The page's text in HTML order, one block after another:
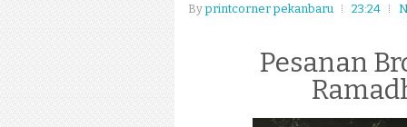
Byprintcorner pekanbaru 23:24
Pesanan